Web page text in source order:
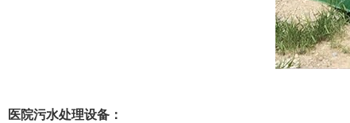
医院污水处理设备：